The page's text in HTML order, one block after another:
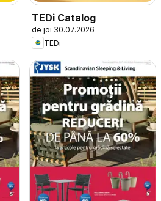
TEDi Catalog
de joi 30.07.2026
TEDi